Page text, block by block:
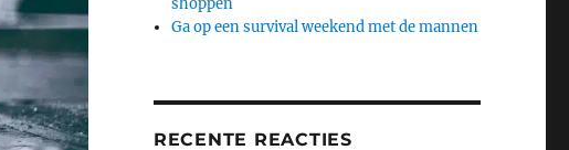
shoppen
Ga op een survival weekend met de mannen
RECENTE REACTIES